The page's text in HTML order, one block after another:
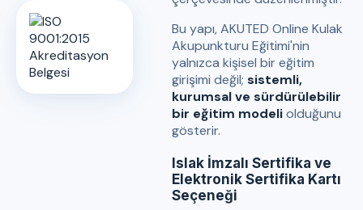
Bu yapı, AKUTED Online Kulak
Akupunkturu Eğitimi'nin
yalnızca kişisel bir eğitim
girişimi değil; sistemli,
kurumsal ve sürdürülebilir
bir eğitim modeliolduğunu
gösterir.
Islak İmzalı Sertifika ve
Elektronik Sertifika Kartı
Seçeneği